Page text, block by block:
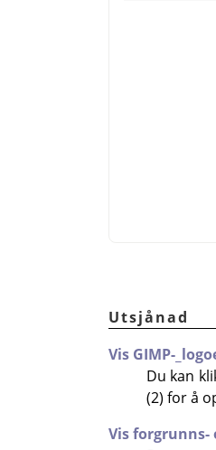
Utsjånad
Vis GIMP-
Du kan
(2) for å
Vis forgrunns-